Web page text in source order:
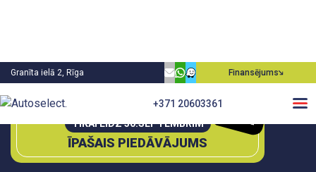
Granīta ielā 2, Rīga Finansējums
+371 20603361
TIKAI LĪDZ 30.SEPTEMBRIM
ĪPAŠAIS PIEDĀVĀJUMS
0€